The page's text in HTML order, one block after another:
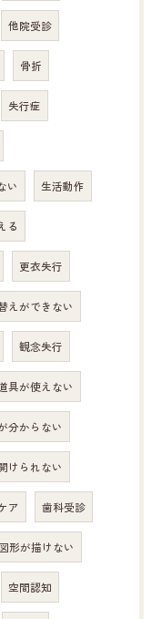
他院受診
骨折
失行症
い 生活動作
る
更衣失行
えができない
観念失行
具が使えない
分からない
けられない
ア 歯科受診
図形が描けない
空間認知